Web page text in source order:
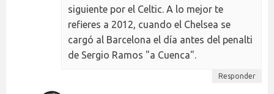
siguiente por el Celtic. A lo mejor te
refieres a 2012, cuando el Chelsea se
cargó al Barcelona el día antes del penalti
de Sergio Ramos "a Cuenca".
Responder